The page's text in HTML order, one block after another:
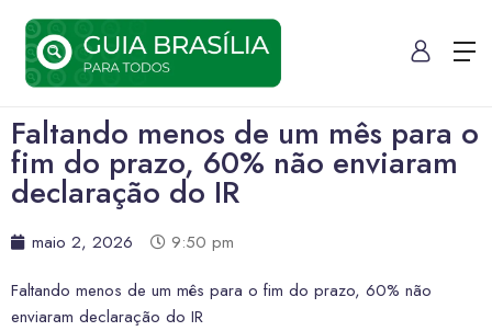
Faltando menos de um mês para o
fim do prazo, 60% não enviaram
declaração do IR
maio 2, 2026
9:50 pm
Faltando menos de um mês para o fim do prazo, 60% não
enviaram declaração do IR